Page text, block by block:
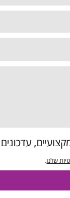
שלנו.